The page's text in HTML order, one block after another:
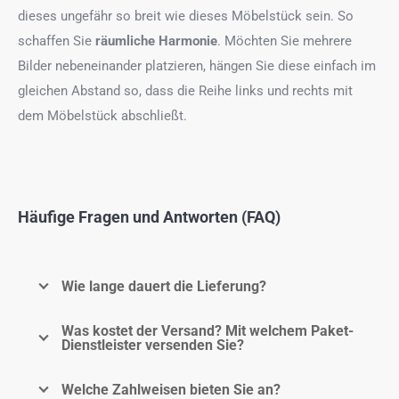
dieses ungefähr so breit wie dieses Möbelstück sein. So
schaffen Sie räumliche Harmonie. Möchten Sie mehrere
Bilder nebeneinander platzieren, hängen Sie diese einfach im
gleichen Abstand so, dass die Reihe links und rechts mit
dem Möbelstück abschließt.
Häufige Fragen und Antworten (FAQ)
Wie lange dauert die Lieferung?
Was kostet der Versand? Mit welchem Paket-
Dienstleister versenden Sie?
Welche Zahlweisen bieten Sie an?